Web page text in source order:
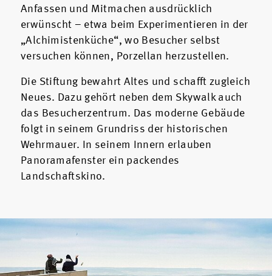
Anfassen und Mitmachen ausdrücklich
erwünscht – etwa beim Experimentieren in der
„Alchimistenküche“, wo Besucher selbst
versuchen können, Porzellan herzustellen.
Die Stiftung bewahrt Altes und schafft zugleich
Neues. Dazu gehört neben dem Skywalk auch
das Besucherzentrum. Das moderne Gebäude
folgt in seinem Grundriss der historischen
Wehrmauer. In seinem Innern erlauben
Panoramafenster ein packendes
Landschaftskino.